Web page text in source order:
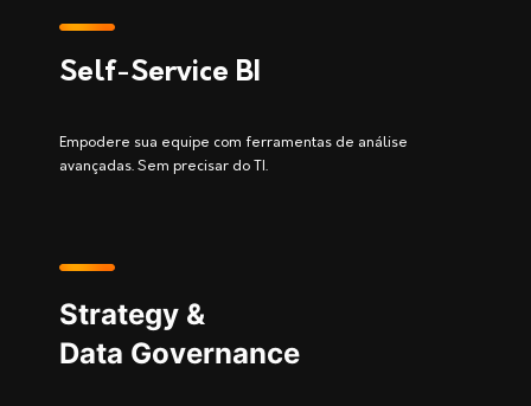
Self-Service BI
Empodere sua equipe com ferramentas de análise
avançadas. Sem precisar do TI.
Strategy &
Data Governance